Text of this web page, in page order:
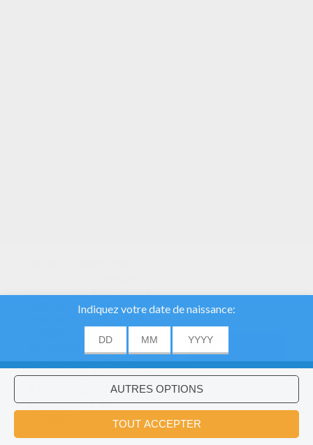
notre trafic et donner à
nos utilisateurs la
meilleure expérience
utilisateur. Nous
fournissons également
des informations sur
l'utilisation de notre site
à nos partenaires
publicitaires et
Voulez-vous installer l'application
Hellokids?
OK
×